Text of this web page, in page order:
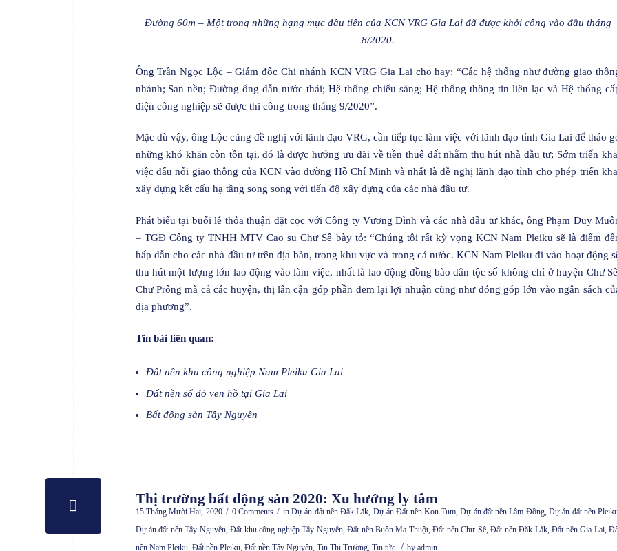
Đường 60m – Một trong những hạng mục đầu tiên của KCN VRG Gia Lai đã được khởi công vào đầu tháng
8/2020.
Ông Trần Ngọc Lộc – Giám đốc Chi nhánh KCN VRG Gia Lai cho hay: “Các hệ thống như đường giao
nhánh; San nền; Đường ống dẫn nước thải; Hệ thống chiếu sáng; Hệ thống thông tin liên lạc và Hệ thống
điện công nghiệp sẽ được thi công trong tháng 9/2020”.
Mặc dù vậy, ông Lộc cũng đề nghị với lãnh đạo VRG, cần tiếp tục làm việc với lãnh đạo tỉnh Gia Lai để tháo
những khó khăn còn tồn tại, đó là được hưởng ưu đãi về tiền thuê đất nhằm thu hút nhà đầu tư; Sớm triển
việc đấu nối giao thông của KCN vào đường Hồ Chí Minh và nhất là đề nghị lãnh đạo tỉnh cho phép triển
xây dựng kết cấu hạ tầng song song với tiến độ xây dựng của các nhà đầu tư.
Phát biểu tại buổi lễ thỏa thuận đặt cọc với Công ty Vương Đình và các nhà đầu tư khác, ông Phạm Duy
– TGĐ Công ty TNHH MTV Cao su Chư Sê bày tỏ: “Chúng tôi rất kỳ vọng KCN Nam Pleiku sẽ là điểm
hấp dẫn cho các nhà đầu tư trên địa bàn, trong khu vực và trong cả nước. KCN Nam Pleiku đi vào hoạt động
thu hút một lượng lớn lao động vào làm việc, nhất là lao động đồng bào dân tộc số không chỉ ở huyện Chư
Chư Prông mà cả các huyện, thị lân cận góp phần đem lại lợi nhuận cũng như đóng góp lớn vào ngân sách
địa phương”.
Tin bài liên quan:
Đất nền khu công nghiệp Nam Pleiku Gia Lai
Đất nền sổ đỏ ven hồ tại Gia Lai
Bất động sản Tây Nguyên
Thị trường bất động sản 2020: Xu hướng ly tâm
15 Tháng Mười Hai, 2020 / 0 Comments / inDự án đất nền Đăk Lăk Dự án Đất nền Kon Tum ,Dự án đất nền Lâm Đồng,Dự án đất nền Pleiku
Dự án đất nền Tây Nguyên,Đất khu công nghiệp Tây Nguyên,Đất nền Buôn Ma Thuột,Đất nền Chư Sê,Đất nền Đăk Lắk,Đất nền Gia Lai,
nền Nam Pleiku Đất nền Pleiku Đất nền Tây Nguyên, Tin Thị Trường, Tin tức / by admin